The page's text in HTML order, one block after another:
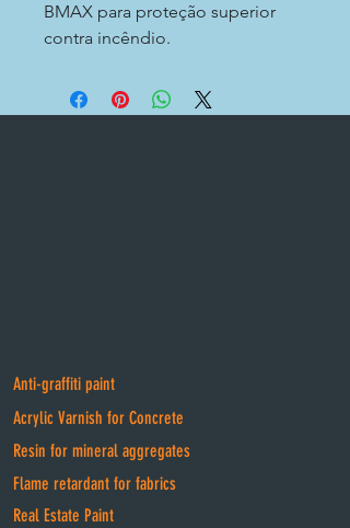
BMAX para proteção superior
contra incêndio.
Anti-graffiti paint
Acrylic Varnish for Concrete
Resin for mineral aggregates
Flame retardant for fabrics
Real Estate Paint